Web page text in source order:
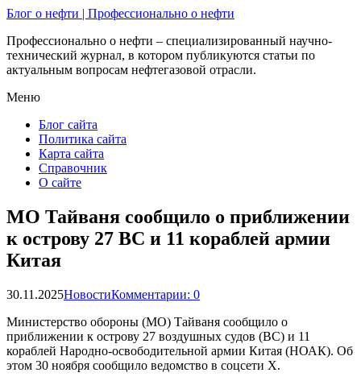
Блог о нефти | Профессионально о нефти
Профессионально о нефти – специализированный научно-
технический журнал, в котором публикуются статьи по
актуальным вопросам нефтегазовой отрасли.
Меню
Блог сайта
Политика сайта
Карта сайта
Справочник
О сайте
МО Тайваня сообщило о приближении
к острову 27 ВС и 11 кораблей армии
Китая
30.11.2025НовостиКомментарии: 0
Министерство обороны (МО) Тайваня сообщило о
приближении к острову 27 воздушных судов (ВС) и 11
кораблей Народно-освободительной армии Китая (НОАК). Об
этом 30 ноября сообщило ведомство в соцсети X.